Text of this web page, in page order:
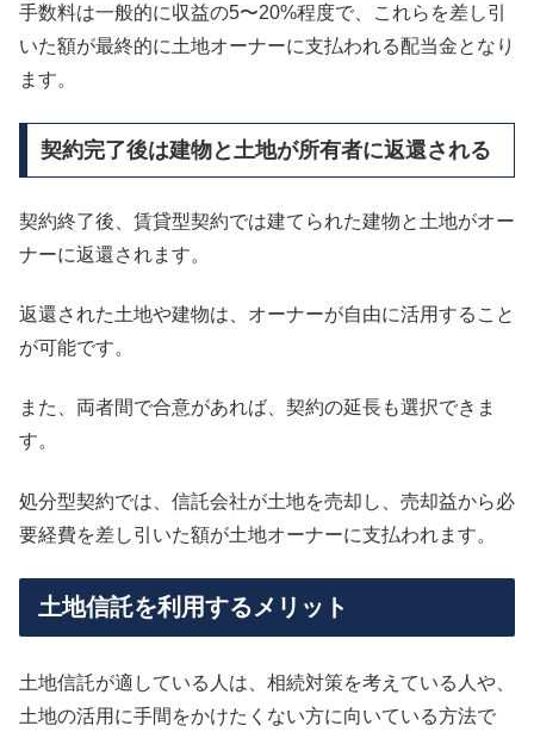
手数料は一般的に収益の5〜20%程度で、これらを差し引
いた額が最終的に土地オーナーに支払われる配当金となり
ます。
契約完了後は建物と土地が所有者に返還される
契約終了後、賃貸型契約では建てられた建物と土地がオー
ナーに返還されます。
返還された土地や建物は、オーナーが自由に活用すること
が可能です。
また、両者間で合意があれば、契約の延長も選択できま
す。
処分型契約では、信託会社が土地を売却し、売却益から必
要経費を差し引いた額が土地オーナーに支払われます。
土地信託を利用するメリット
土地信託が適している人は、相続対策を考えている人や、
土地の活用に手間をかけたくない方に向いている方法で